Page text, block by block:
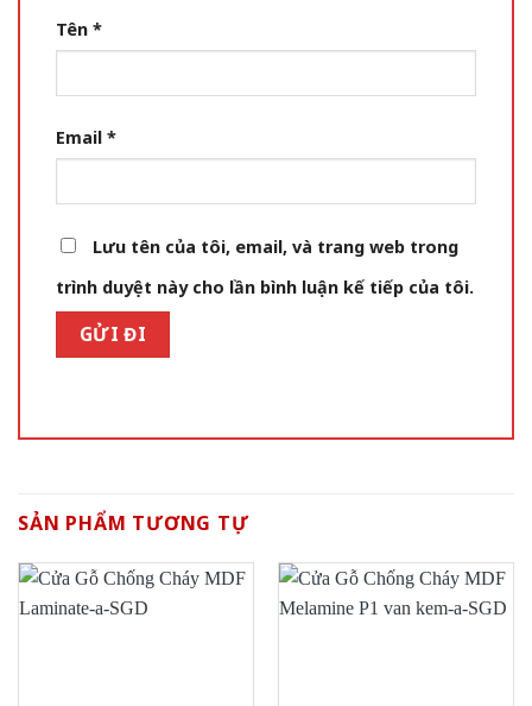
Tên *
Email *
Lưu tên của tôi, email, và trang web trong
trình duyệt này cho lần bình luận kế tiếp của tôi.
SẢN PHẨM TƯƠNG TỰ